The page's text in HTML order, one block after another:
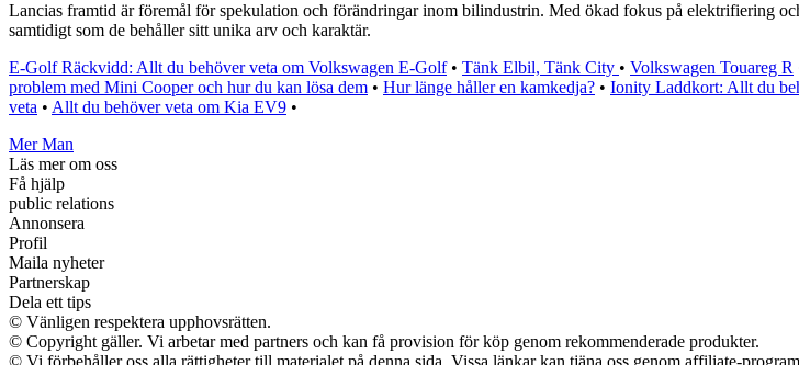
Lancias framtid är föremål för spekulation och förändringar inom bilindustrin. Med ökad fokus på elektrifiering
samtidigt som de behåller sitt unika arv och karaktär.
E-Golf Räckvidd: Allt du behöver veta om Volkswagen E-Golf• Tänk Elbil, Tänk City • Volkswagen Touareg R
problem med Mini Cooper och hur du kan lösa dem • Hur länge håller en kamkedja? • Ionity Laddkort: Allt du
veta • Allt du behöver veta om Kia EV9 •
Mer Man
Läs mer om oss
Få hjälp
public relations
Annonsera
Profil
Maila nyheter
Partnerskap
Dela ett tips
© Vänligen respektera upphovsrätten.
© Copyright gäller. Vi arbetar med partners och kan få provision för köp genom rekommenderade produkter.
© Vi förbehåller oss alla rättigheter till materialet på denna sida. Vissa länkar kan tjäna oss genom affiliate-